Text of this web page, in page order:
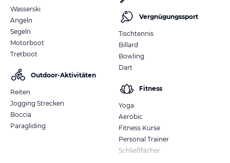
Wasserski
Angeln
Segeln
Motorboot
Tretboot
Outdoor-Aktivitäten
Reiten
Jogging Strecken
Boccia
Paragliding
Vergnügungssport
Tischtennis
Billard
Bowling
Dart
Fitness
Yoga
Aerobic
Fitness Kurse
Personal Trainer
Schließfächer